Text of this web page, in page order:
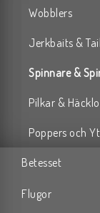
Wobblers
Jerkbaits &
Spinnare &
Pilkar &
Poppers och
Betesset
Flugor